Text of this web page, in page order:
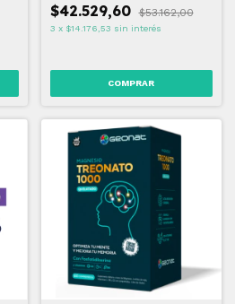
$42.529,60 $53.162,00
3 x $14.176,53 sin interés